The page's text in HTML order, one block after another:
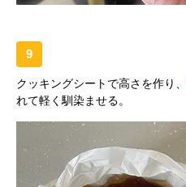
9
クッキングシートで高さを作り、
れて軽く馴染ませる。